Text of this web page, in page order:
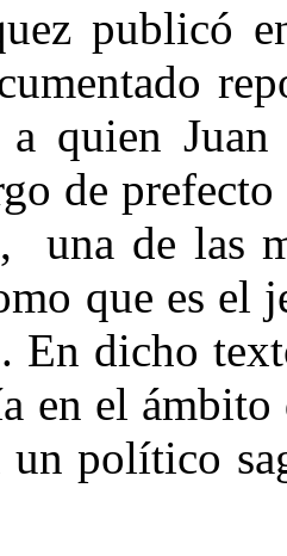
publicó
a quien
de
una de las
que es el
En dicho
en el
un político